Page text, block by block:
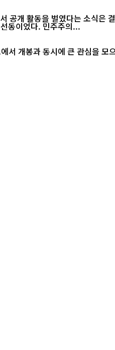
공개 활동을 벌였다는 소식은
동이었다. 민주주의...
관심을 모으며 해외 화교 사회의 공